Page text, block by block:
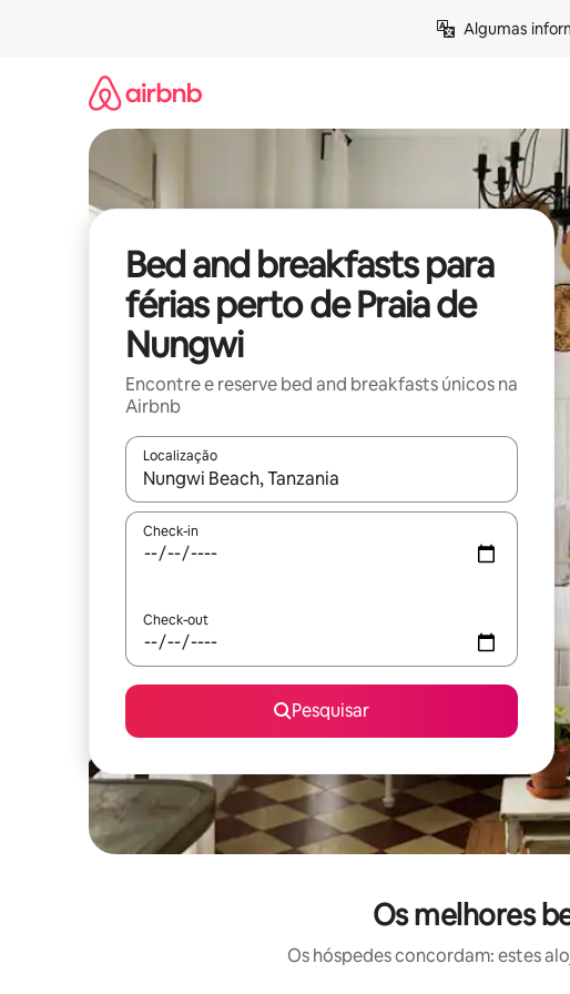
Algumas
Bed and breakfasts para
férias perto de Praia de
Nungwi
Encontre e reserve bed and breakfasts únicos na
Airbnb
Localização
Quando os resultados estiverem disponíveis, navegue
Check-in
Check-out
Pesquisar
Os melhores
Os hóspedes concordam: estes